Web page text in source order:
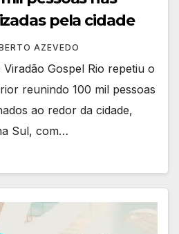
pela cidade
AZEVEDO
Gospel Rio repetiu o
reunindo 100 mil pessoas
ao redor da cidade,
Sul, com…